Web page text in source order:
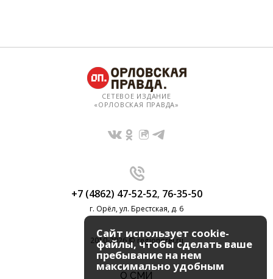
СЕТЕВОЕ ИЗДАНИЕ
«ОРЛОВСКАЯ ПРАВДА»
+7 (4862) 47-52-52, 76-35-50
г. Орёл, ул. Брестская, д. 6
2010-2026 © regionorel.ru
О СМИ
Сайт использует cookie-
файлы, чтобы сделать ваше
пребывание на нем
максимально удобным